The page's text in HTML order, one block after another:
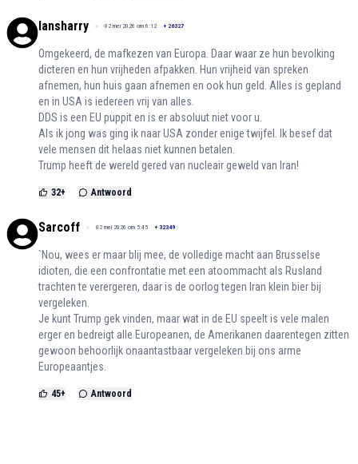
lansharry 02 mei 2026 om 6:12 + 26327
Omgekeerd, de mafkezen van Europa. Daar waar ze hun bevolking
dicteren en hun vrijheden afpakken. Hun vrijheid van spreken
afnemen, hun huis gaan afnemen en ook hun geld. Alles is gepland
en in USA is iedereen vrij van alles.
DDS is een EU puppit en is er absoluut niet voor u.
Als ik jong was ging ik naar USA zonder enige twijfel. Ik besef dat
vele mensen dit helaas niet kunnen betalen.
Trump heeft de wereld gered van nucleair geweld van Iran!
32+ Antwoord
Sarcoff 02 mei 2026 om 5:45 + 32349
`Nou, wees er maar blij mee, de volledige macht aan Brusselse
idioten, die een confrontatie met een atoommacht als Rusland
trachten te verergeren, daar is de oorlog tegen Iran klein bier bij
vergeleken.
Je kunt Trump gek vinden, maar wat in de EU speelt is vele malen
erger en bedreigt alle Europeanen, de Amerikanen daarentegen zitten
gewoon behoorlijk onaantastbaar vergeleken bij ons arme
Europeaantjes.
45+ Antwoord